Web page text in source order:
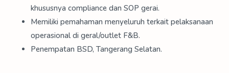
khususnya compliance dan SOP gerai.
Memiliki pemahaman menyeluruh terkait pelaksanaan
operasional di geral/outlet F&B.
Penempatan BSD, Tangerang Selatan.